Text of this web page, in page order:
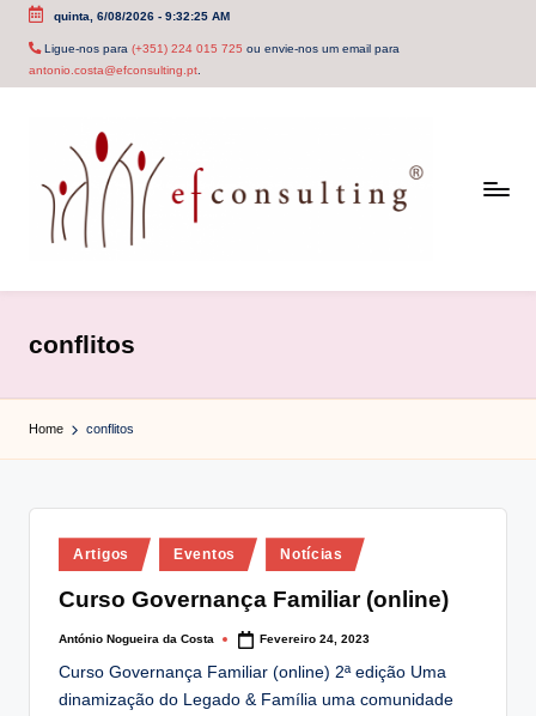
Skip
quinta, 6/08/2026- 9:32:26 AM
Ligue-nos para (+351) 224 015 725 ou envie-nos um email para
antonio.costa@efconsulting.pt.
c
o
n
u
conflitos
Home conflitos
Posted
in
Artigos Eventos Notícias
Curso Governança Familiar (online)
Posted
António Nogueira da Costa Fevereiro 24, 2023
Curso Governança Familiar (online) 2ª edição Uma
dinamização do Legado & Família uma comunidade